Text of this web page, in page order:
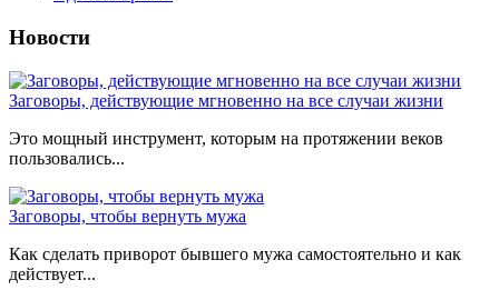
Новости
Заговоры, действующие мгновенно на все случаи жизни
Это мощный инструмент, которым на протяжении веков
пользовались...
Заговоры, чтобы вернуть мужа
Как сделать приворот бывшего мужа самостоятельно и как
действует...